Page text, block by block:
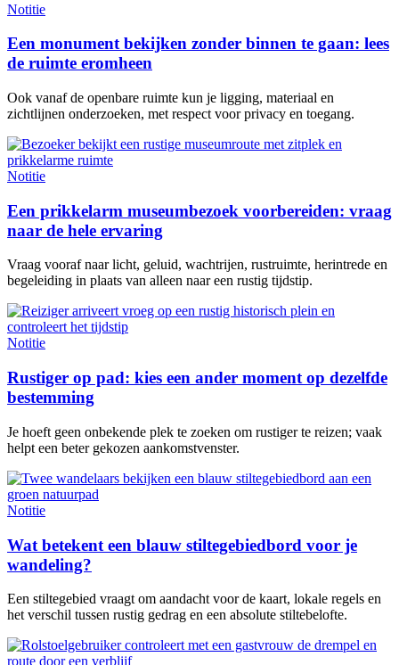
Notitie
Een monument bekijken zonder binnen te gaan: lees
de ruimte eromheen
Ook vanaf de openbare ruimte kun je ligging, materiaal en
zichtlijnen onderzoeken, met respect voor privacy en toegang.
Notitie
Een prikkelarm museumbezoek voorbereiden: vraag
naar de hele ervaring
Vraag vooraf naar licht, geluid, wachtrijen, rustruimte, herintrede en
begeleiding in plaats van alleen naar een rustig tijdstip.
Notitie
Rustiger op pad: kies een ander moment op dezelfde
bestemming
Je hoeft geen onbekende plek te zoeken om rustiger te reizen; vaak
helpt een beter gekozen aankomstvenster.
Notitie
Wat betekent een blauw stiltegebiedbord voor je
wandeling?
Een stiltegebied vraagt om aandacht voor de kaart, lokale regels en
het verschil tussen rustig gedrag en een absolute stiltebelofte.